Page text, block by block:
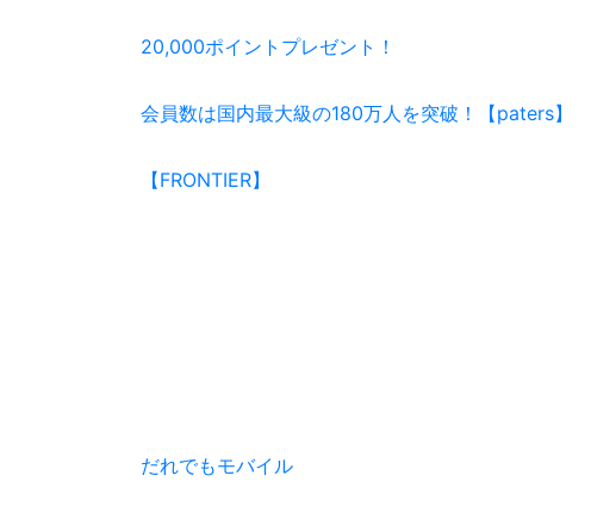
20,000ポイントプレゼント！
会員数は国内最大級の180万人を突破！【paters】
【FRONTIER】
だれでもモバイル